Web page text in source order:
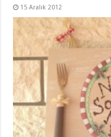
15 Aralık 2012